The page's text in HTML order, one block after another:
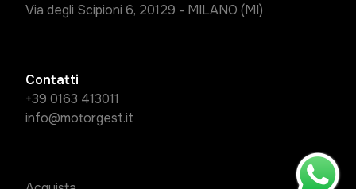
Via degli Scipioni 6, 20129 - MILANO (MI)
Contatti
+39 0163 413011
info@motorgest.it